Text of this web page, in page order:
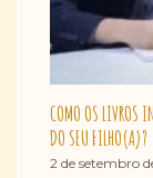
COMO OS LIVROS
DO SEU FILHO(A)?
2 de setembro